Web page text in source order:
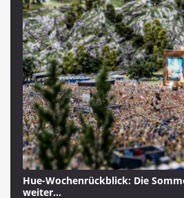
Hue-Wochenrückblick: Die
weiter…